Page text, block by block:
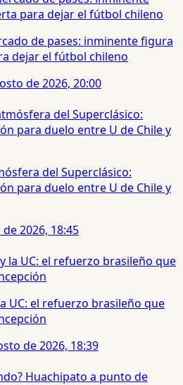
de pases: inminente figura
dejar el fútbol chileno
de 2026, 20:00
del Superclásico:
para duelo entre U de Chile y
2026, 18:45
UC: el refuerzo brasileño que
de 2026, 18:39